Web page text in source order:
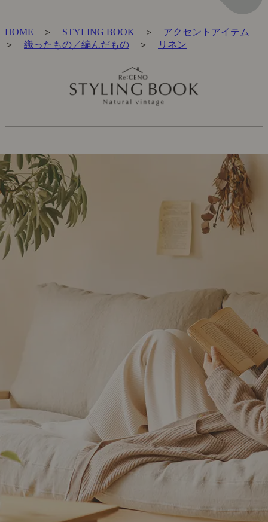
HOME ＞ STYLING BOOK ＞ アクセントアイテム
＞ 織ったもの／編んだもの ＞ リネン